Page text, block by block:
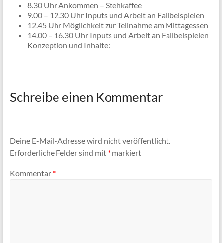
8.30 Uhr Ankommen – Stehkaffee
9.00 – 12.30 Uhr Inputs und Arbeit an Fallbeispielen
12.45 Uhr Möglichkeit zur Teilnahme am Mittagessen
14.00 – 16.30 Uhr Inputs und Arbeit an Fallbeispielen
Konzeption und Inhalte:
Schreibe einen Kommentar
Deine E-Mail-Adresse wird nicht veröffentlicht.
Erforderliche Felder sind mit *markiert
Kommentar *